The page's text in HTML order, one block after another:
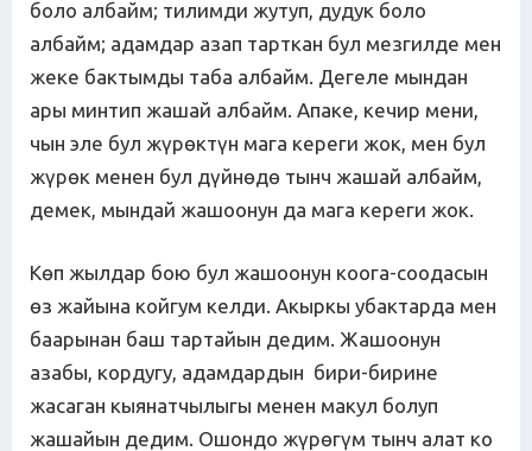
боло албайм; тилимди жутуп, дудук боло
албайм; адамдар азап тарткан бул мезгилде мен
жеке бактымды таба албайм. Дегеле мындан
ары минтип жашай албайм. Апаке, кечир мени,
чын эле бул жүрөктүн мага кереги жок, мен бул
жүрөк менен бул дүйнөдө тынч жашай албайм,
демек, мындай жашоонун да мага кереги жок.
Көп жылдар бою бул жашоонун коога-соодасын
өз жайына койгум келди. Акыркы убактарда мен
баарынан баш тартайын дедим. Жашоонун
азабы, кордугу, адамдардын бири-бирине
жасаган кыянатчылыгы менен макул болуп
жашайын дедим. Ошондо жүрөгүм тынч алат ко